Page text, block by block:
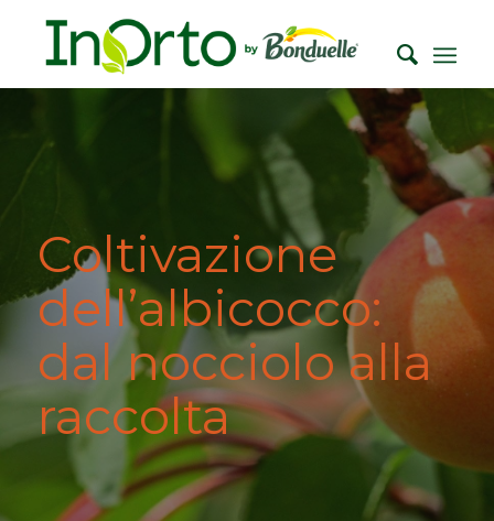
Coltivazione
dell’albicocco:
dal nocciolo alla
raccolta